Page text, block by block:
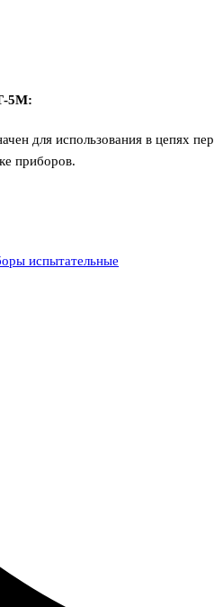
5М:
для использования в цепях
приборов.
испытательные